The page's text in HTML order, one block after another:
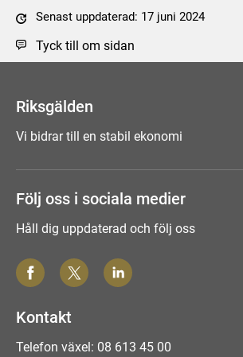
Senast uppdaterad: 17 juni 2024
Tyck till om sidan
Riksgälden
Vi bidrar till en stabil ekonomi
Följ oss i sociala medier
Håll dig uppdaterad och följ oss
Kontakt
Telefon växel: 08 613 45 00